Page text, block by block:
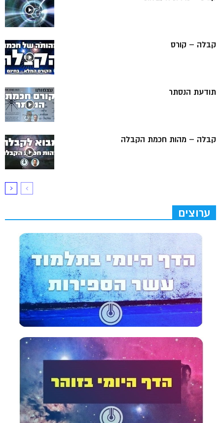
קבלה – קורס
תודעת הנסתר
קבלה – מהות חכמת הקבלה
ערוצים